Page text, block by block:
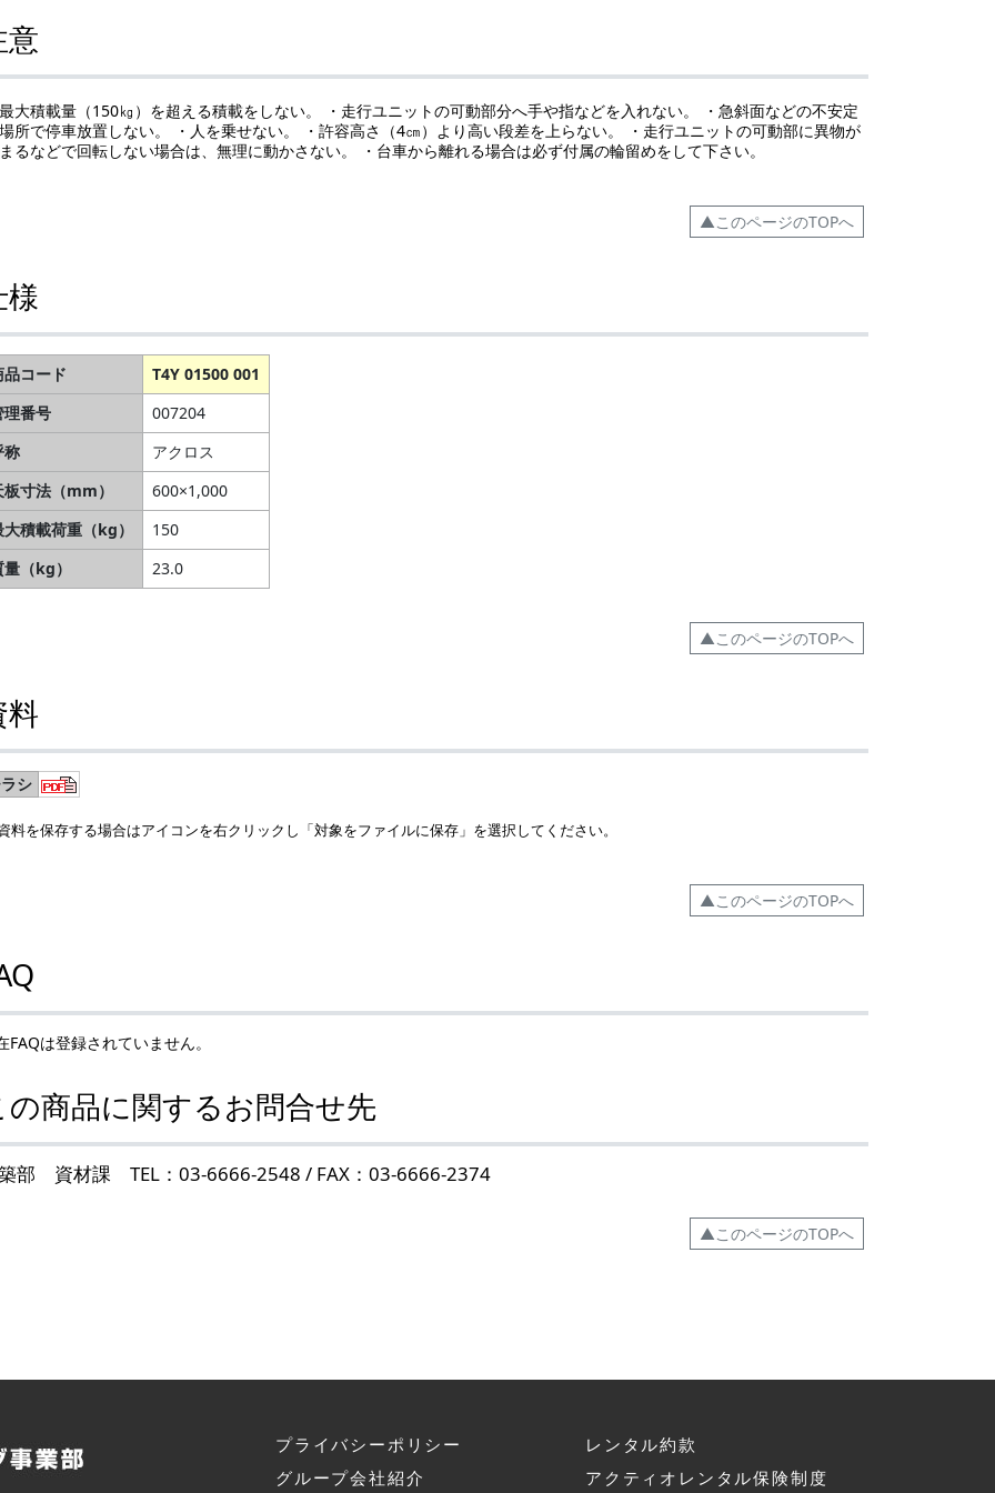
意
大積載量（150㎏）を超える積載をしない。 ・走行ユニットの可動部分へ手や指などを入れない。 ・急斜面などの不安定
所で停車放置しない。 ・人を乗せない。 ・許容高さ（4㎝）より高い段差を上らない。 ・走行ユニットの可動部に異物が
るなどで回転しない場合は、無理に動かさない。 ・台車から離れる場合は必ず付属の輪留めをして下さい。
▲このページのTOPへ
様
品コード
T4Y 01500 001
理番号
007204
称
アクロス
板寸法（mm）
600×1,000
大積載荷重（kg）
150
（kg）
23.0
▲このページのTOPへ
料
シ
料を保存する場合はアイコンを右クリックし「対象をファイルに保存」を選択してください。
▲このページのTOPへ
FAQは登録されていません。
の商品に関するお問合せ先
部 資材課 TEL：03-6666-2548 / FAX：03-6666-2374
▲このページのTOPへ
プライバシーポリシー
グループ会社紹介
レンタル約款
アクティオレンタル保険制度